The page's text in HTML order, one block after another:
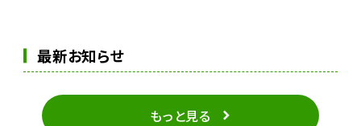
最新お知らせ
もっと見る